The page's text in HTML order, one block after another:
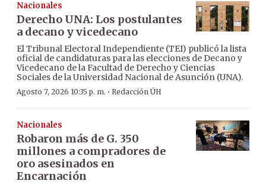
Nacionales
Derecho UNA: Los postulantes
a decano y vicedecano
El Tribunal Electoral Independiente (TEI) publicó la lista
oficial de candidaturas para las elecciones de Decano y
Vicedecano de la Facultad de Derecho y Ciencias
Sociales de la Universidad Nacional de Asunción (UNA).
Agosto 7, 2026 10:35 p. m. · Redacción ÚH
Nacionales
Robaron más de G. 350
millones a compradores de
oro asesinados en
Encarnación